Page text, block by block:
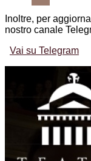
Inoltre, per
nostro canale
Vai su Telegram